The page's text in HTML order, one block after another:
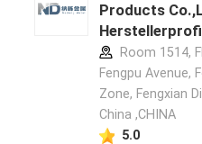
Products
Room 1514,
Fengpu Avenue,
Zone, Fengxian
China ,CHINA
5.0